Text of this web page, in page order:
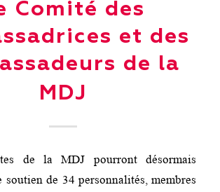
Comité des
et des
de la
MDJ
de la MDJ pourront désormais
soutien de 34 personnalités, membres